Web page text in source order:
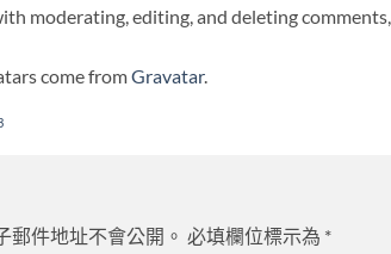
moderating, editing, and deleting
come fromGravatar.
郵件地址不會公開。 必填欄位標示為 *